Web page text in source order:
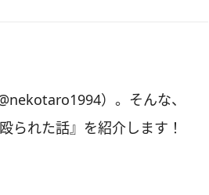
）。そんな、
られた話』を紹介します！